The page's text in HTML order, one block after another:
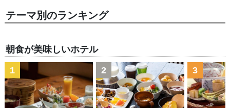
テーマ別のランキング
朝食が美味しいホテル
1 2 3